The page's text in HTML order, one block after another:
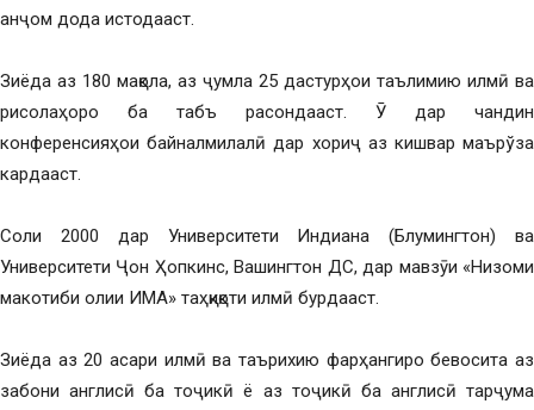
анҷом дода истодааст.
Зиёда аз 180 мақола, аз ҷумла 25 дастурҳои таълимию илмӣ ва
рисолаҳоро ба табъ расондааст. Ӯ дар чандин
конференсияҳои байналмилалӣ дар хориҷ аз кишвар маърўза
кардааст.
Соли 2000 дар Университети Индиана (Блумингтон) ва
Университети Ҷон Ҳопкинс, Вашингтон ДС, дар мавзӯи «Низоми
макотиби олии ИМА» таҳқиқоти илмӣ бурдааст.
Зиёда аз 20 асари илмӣ ва таърихию фарҳангиро бевосита аз
забони англисӣ ба тоҷикӣ ё аз тоҷикӣ ба англисӣ тарҷума